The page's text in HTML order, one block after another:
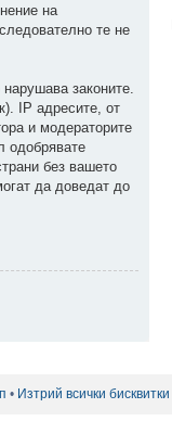
на
те не
законите.
IP адресите, от
и модераторите
одобрявате
без вашето
да доведат до
• Изтрий всички бисквитки